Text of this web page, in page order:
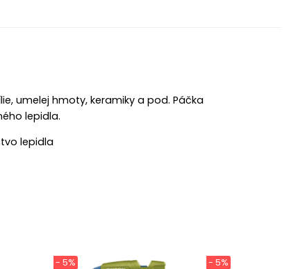
umelej hmoty, keramiky a pod. Páčka
lepidla.
lepidla
- 5% - 5%